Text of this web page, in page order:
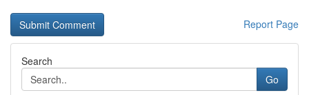
Report Page
Search
Go